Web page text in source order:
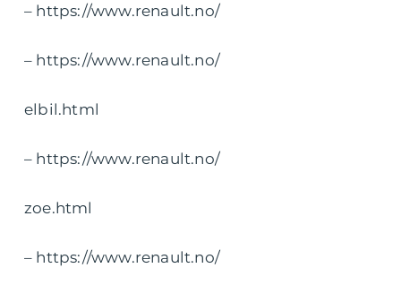
– https://www.renault.no/
– https://www.renault.no/
elbil.html
– https://www.renault.no/
zoe.html
– https://www.renault.no/